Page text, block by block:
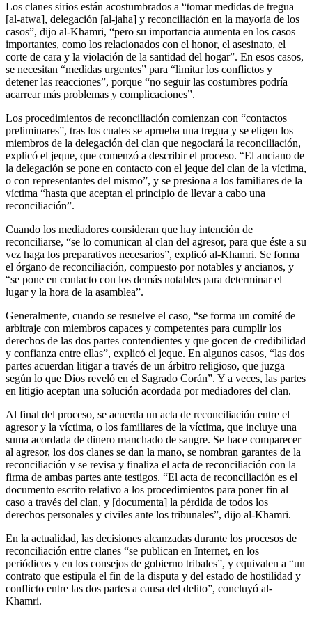
Los clanes sirios están acostumbrados a “tomar medidas de tregua
[al-atwa], delegación [al-jaha] y reconciliación en la mayoría de los
casos”, dijo al-Khamri, “pero su importancia aumenta en los casos
importantes, como los relacionados con el honor, el asesinato, el
corte de cara y la violación de la santidad del hogar”. En esos casos,
se necesitan “medidas urgentes” para “limitar los conflictos y
detener las reacciones”, porque “no seguir las costumbres podría
acarrear más problemas y complicaciones”.
Los procedimientos de reconciliación comienzan con “contactos
preliminares”, tras los cuales se aprueba una tregua y se eligen los
miembros de la delegación del clan que negociará la reconciliación,
explicó el jeque, que comenzó a describir el proceso. “El anciano de
la delegación se pone en contacto con el jeque del clan de la víctima,
o con representantes del mismo”, y se presiona a los familiares de la
víctima “hasta que aceptan el principio de llevar a cabo una
reconciliación”.
Cuando los mediadores consideran que hay intención de
reconciliarse, “se lo comunican al clan del agresor, para que éste a su
vez haga los preparativos necesarios”, explicó al-Khamri. Se forma
el órgano de reconciliación, compuesto por notables y ancianos, y
“se pone en contacto con los demás notables para determinar el
lugar y la hora de la asamblea”.
Generalmente, cuando se resuelve el caso, “se forma un comité de
arbitraje con miembros capaces y competentes para cumplir los
derechos de las dos partes contendientes y que gocen de credibilidad
y confianza entre ellas”, explicó el jeque. En algunos casos, “las dos
partes acuerdan litigar a través de un árbitro religioso, que juzga
según lo que Dios reveló en el Sagrado Corán”. Y a veces, las partes
en litigio aceptan una solución acordada por mediadores del clan.
Al final del proceso, se acuerda un acta de reconciliación entre el
agresor y la víctima, o los familiares de la víctima, que incluye una
suma acordada de dinero manchado de sangre. Se hace comparecer
al agresor, los dos clanes se dan la mano, se nombran garantes de la
reconciliación y se revisa y finaliza el acta de reconciliación con la
firma de ambas partes ante testigos. “El acta de reconciliación es el
documento escrito relativo a los procedimientos para poner fin al
caso a través del clan, y [documenta] la pérdida de todos los
derechos personales y civiles ante los tribunales”, dijo al-Khamri.
En la actualidad, las decisiones alcanzadas durante los procesos de
reconciliación entre clanes “se publican en Internet, en los
periódicos y en los consejos de gobierno tribales”, y equivalen a “un
contrato que estipula el fin de la disputa y del estado de hostilidad y
conflicto entre las dos partes a causa del delito”, concluyó al-
Khamri.